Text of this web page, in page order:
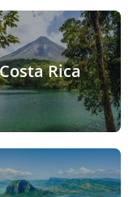
Costa Rica